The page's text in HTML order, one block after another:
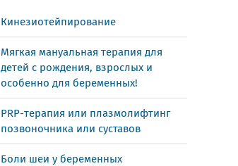
Кинезиотейпирование
Мягкая мануальная терапия для
детей с рождения, взрослых и
особенно для беременных!
PRP-терапия или плазмолифтинг
позвоночника или суставов
Боли шеи у беременных